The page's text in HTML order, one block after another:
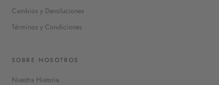
Cambios y Devoluciones
Términos y Condiciones
SOBRE NOSOTROS
Nuestra Historia